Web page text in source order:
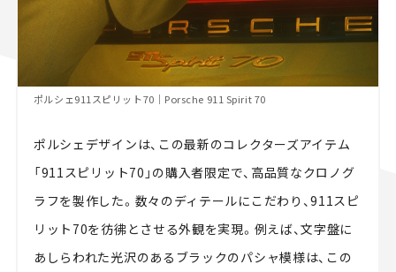
ポルシェ911スピリット70｜Porsche 911 Spirit 70
ポルシェデザインは、この最新のコレクターズアイテム
「911スピリット70」の購入者限定で、高品質なクロノグ
ラフを製作した。数々のディテールにこだわり、911スピ
リット70を彷彿とさせる外観を実現。例えば、文字盤に
あしらわれた光沢のあるブラックのパシャ模様は、この